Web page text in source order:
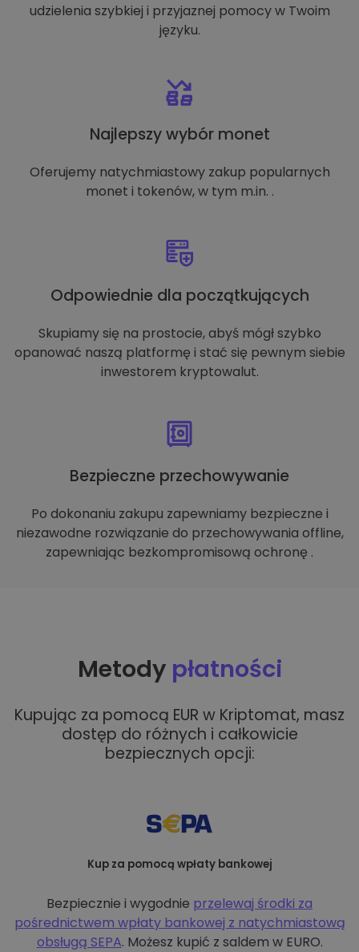
udzielenia szybkiej i przyjaznej pomocy w Twoim
języku.
Najlepszy wybór monet
Oferujemy natychmiastowy zakup popularnych
monet i tokenów, w tym m.in. .
Odpowiednie dla początkujących
Skupiamy się na prostocie, abyś mógł szybko
opanować naszą platformę i stać się pewnym siebie
inwestorem kryptowalut.
Bezpieczne przechowywanie
Po dokonaniu zakupu zapewniamy bezpieczne i
niezawodne rozwiązanie do przechowywania offline,
zapewniając bezkompromisową ochronę .
Metody płatności
Kupując za pomocą EUR w Kriptomat, masz
dostęp do różnych i całkowicie
bezpiecznych opcji:
Kup za pomocą wpłaty bankowej
Bezpiecznie i wygodnie przelewaj środki za
pośrednictwem wpłaty bankowej z natychmiastową
obsługą SEPA. Możesz kupić z saldem w EURO.